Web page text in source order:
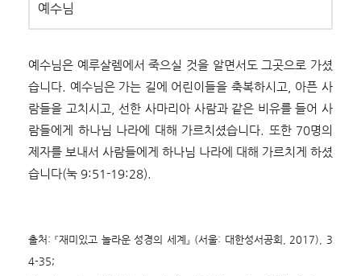
예수님
예수님은 예루살렘에서 죽으실 것을 알면서도 그곳으로 가셨
습니다. 예수님은 가는 길에 어린이들을 축복하시고, 아픈 사
람들을 고치시고, 선한 사마리아 사람과 같은 비유를 들어 사
람들에게 하나님 나라에 대해 가르치셨습니다. 또한 70명의
제자를 보내서 사람들에게 하나님 나라에 대해 가르치게 하셨
습니다(눅 9:51-19:28).
출처: 『재미있고 놀라운 성경의 세계』 (서울: 대한성서공회, 2017), 3
4-35;